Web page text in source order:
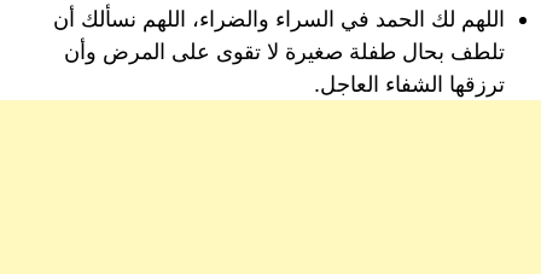
اللهم لك الحمد في السراء والضراء، اللهم نسألك أن
تلطف بحال طفلة صغيرة لا تقوى على المرض وأن
ترزقها الشفاء العاجل.